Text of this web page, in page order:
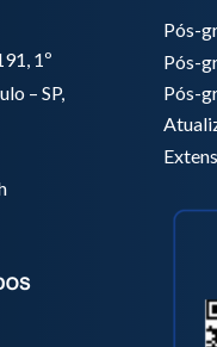
1º
– SP,
Pós-
Pós-
Pós-